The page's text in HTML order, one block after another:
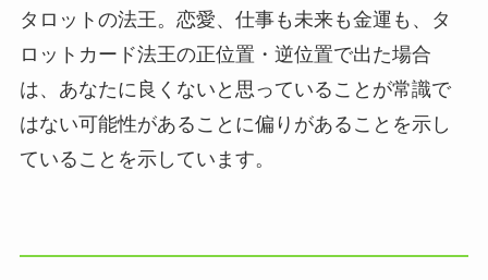
タロットの法王。恋愛、仕事も未来も金運も、タ
ロットカード法王の正位置・逆位置で出た場合
は、あなたに良くないと思っていることが常識で
はない可能性があることに偏りがあることを示し
ていることを示しています。